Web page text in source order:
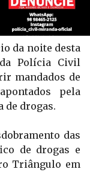
da noite desta
Polícia Civil
mandados de
pela
de drogas.
das
de drogas e
Triângulo em